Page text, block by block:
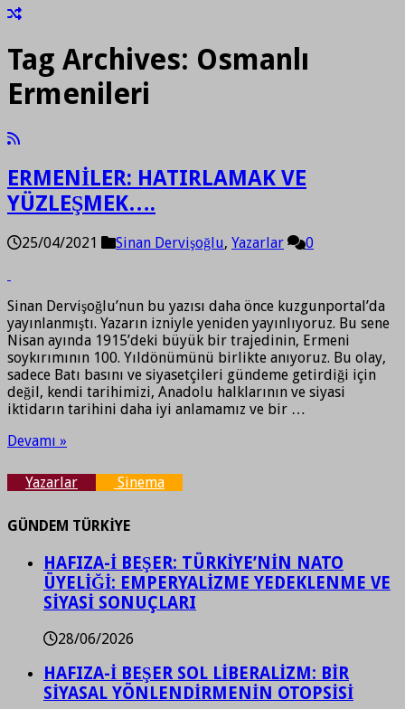
Tag Archives: Osmanlı
Ermenileri
ERMENİLER: HATIRLAMAK VE
YÜZLEŞMEK….
25/04/2021 Sinan Dervişoğlu, Yazarlar 0
Sinan Dervişoğlu’nun bu yazısı daha önce kuzgunportal’da
yayınlanmıştı. Yazarın izniyle yeniden yayınlıyoruz. Bu sene
Nisan ayında 1915’deki büyük bir trajedinin, Ermeni
soykırımının 100. Yıldönümünü birlikte anıyoruz. Bu olay,
sadece Batı basını ve siyasetçileri gündeme getirdiği için
değil, kendi tarihimizi, Anadolu halklarının ve siyasi
iktidarın tarihini daha iyi anlamamız ve bir …
Devamı »
Yazarlar Sinema
GÜNDEM TÜRKİYE
HAFIZA-İ BEŞER: TÜRKİYE’NİN NATO
ÜYELİĞİ: EMPERYALİZME YEDEKLENME VE
SİYASİ SONUÇLARI
28/06/2026
HAFIZA-İ BEŞER SOL LİBERALİZM: BİR
SİYASAL YÖNLENDİRMENİN OTOPSİSİ